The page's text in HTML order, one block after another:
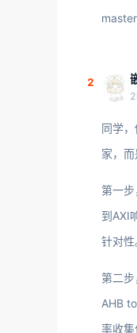
2
同学
家，
第一
到AXI
针对性
第二
AHB
率收集